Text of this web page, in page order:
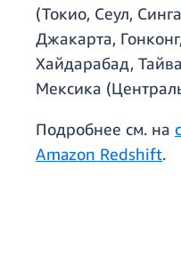
(Токио, Сеул,
Джакарта,
Хайдарабад,
Мексика
Подробнее см. на
Amazon Redshift.